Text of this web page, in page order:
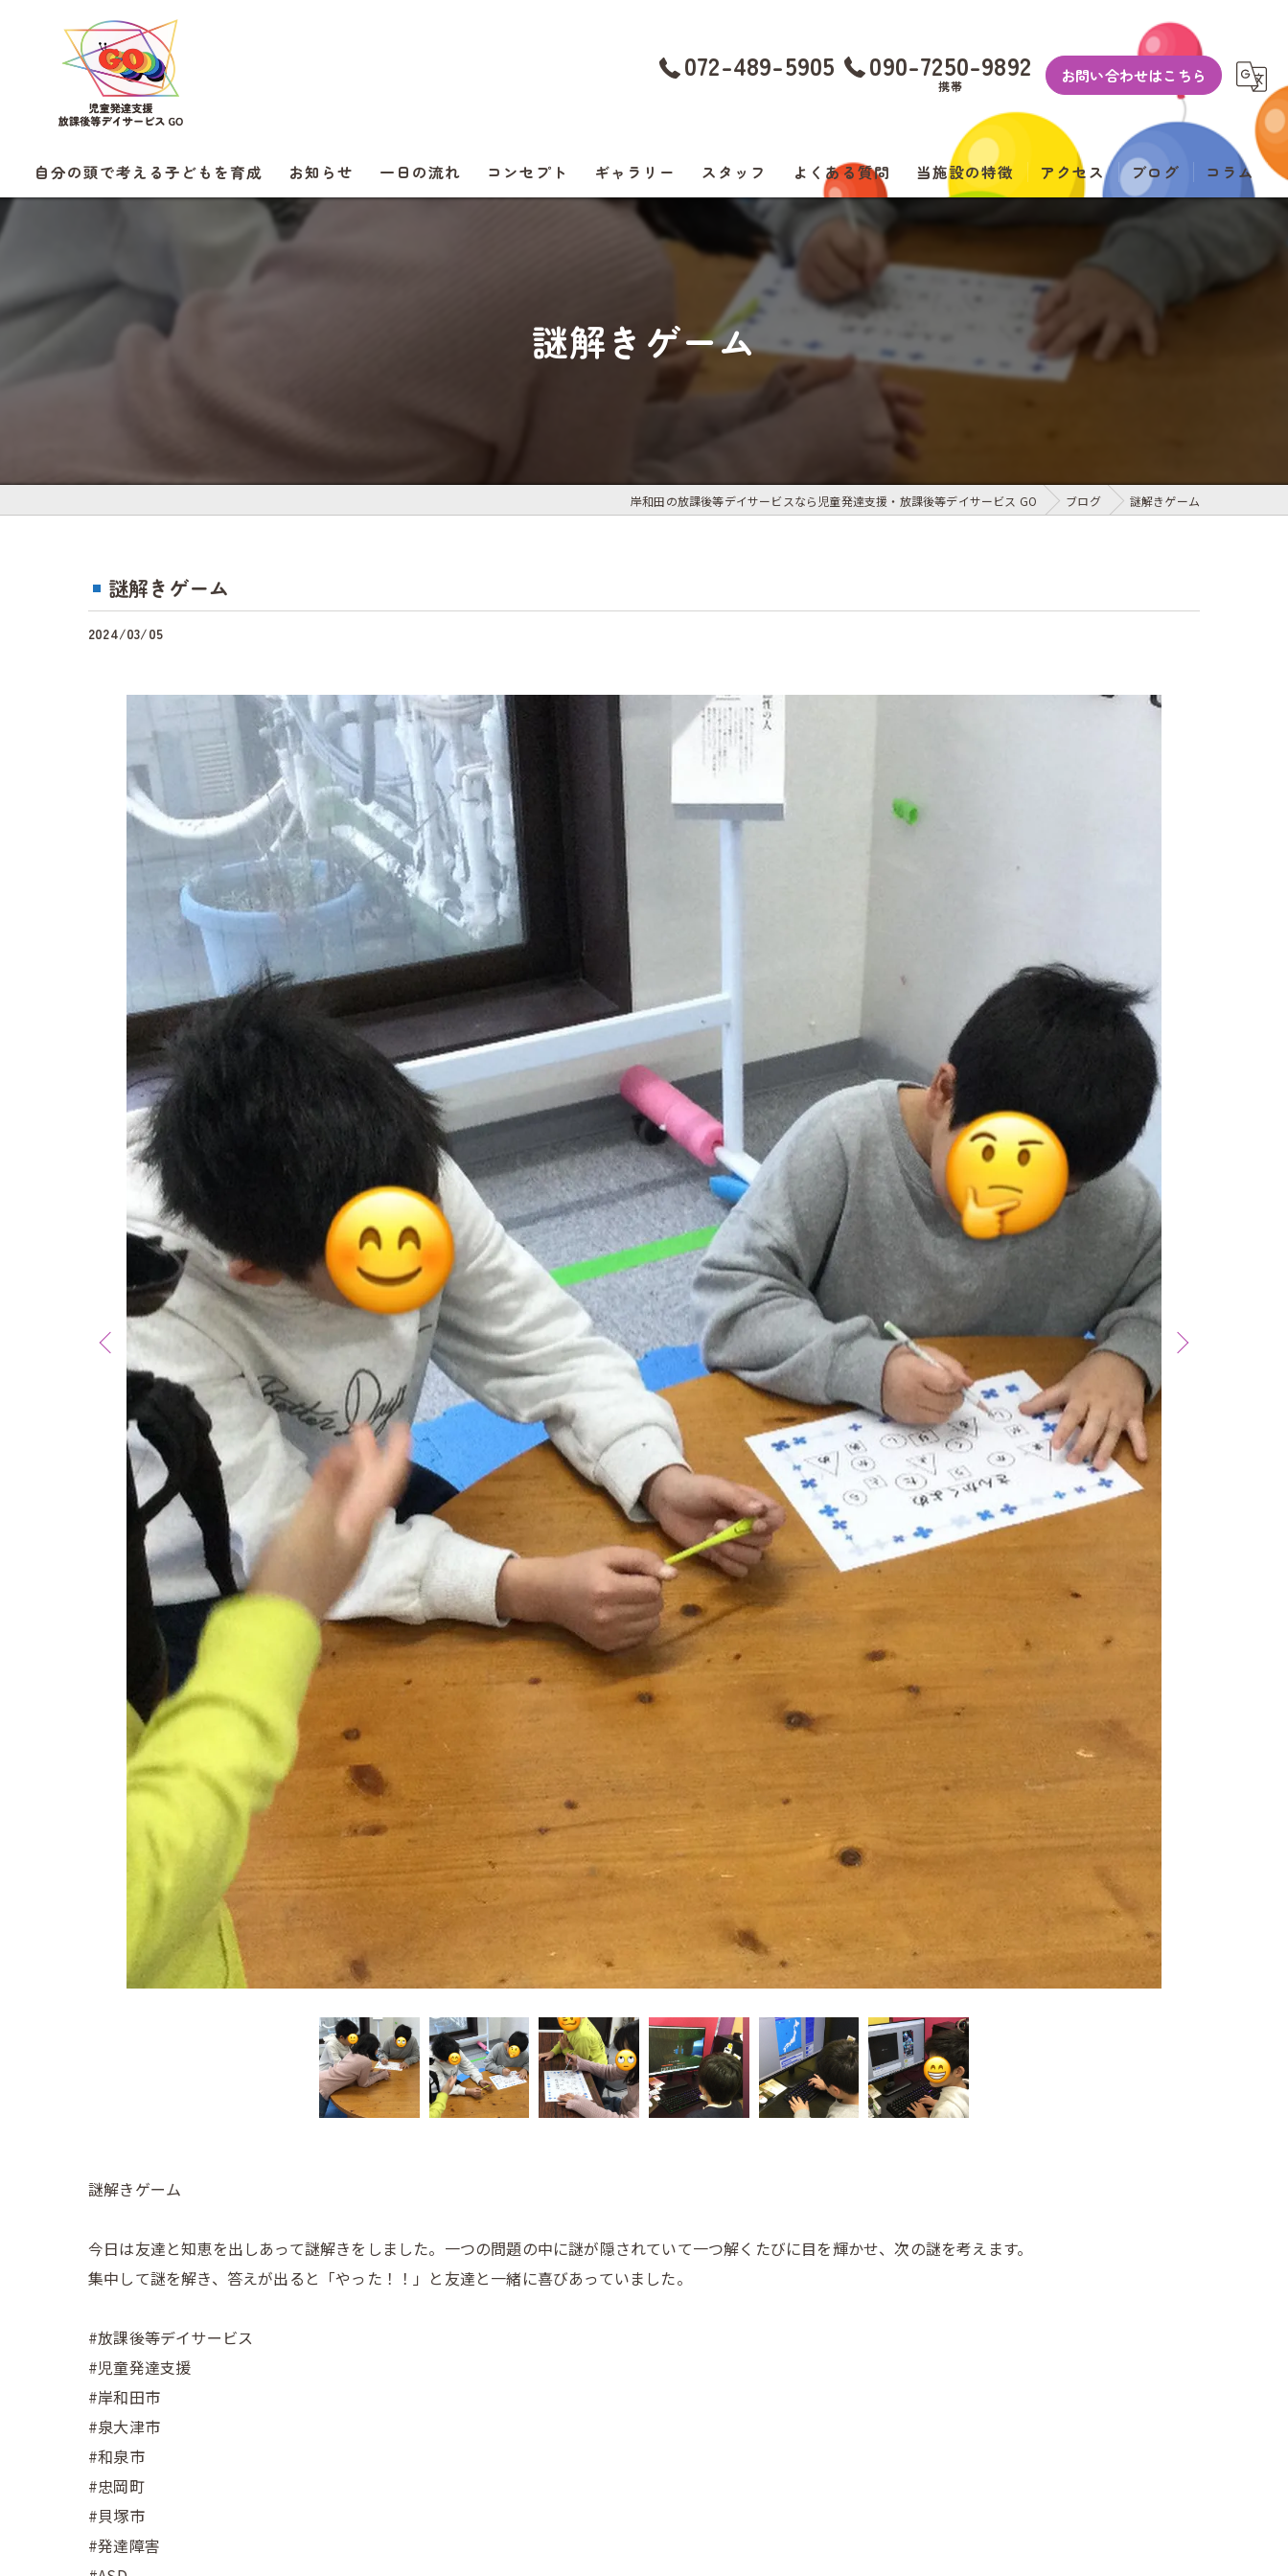
072-489-5905 090-7250-9892
携帯
お問い合わせはこちら
自分の頭で考える子どもを育成 お知らせ 一日の流れ コンセプト ギャラリー スタッフ よくある質問 当施設の特徴
日常生活について
アクセス ブログ コラム
謎解きゲーム
岸和田の放課後等デイサービスなら児童発達支援・放課後等デイサービス GO ブログ 謎解きゲーム
謎解きゲーム
2024/03/05
謎解きゲーム
今日は友達と知恵を出しあって謎解きをしました。一つの問題の中に謎が隠されていて一つ解くたびに目を輝かせ、次の謎を考えます。
集中して謎を解き、答えが出ると「やった！！」と友達と一緒に喜びあっていました。
#放課後等デイサービス
#児童発達支援
#岸和田市
#泉大津市
#和泉市
#忠岡町
#貝塚市
#発達障害